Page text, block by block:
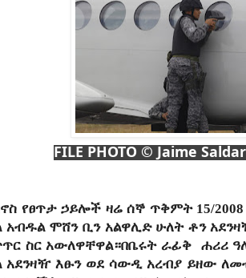
FILE PHOTO © Jaime
የፀጥታ ኃይሎች ዛሬ ሰኞ ጥቅምት 15/
አብዱል ሞሸን ቢን አልዋሊድ ሁለት ቶን
ስር አውለዋቸዋል።በቤሩት ራፊቅ ሐሪሪ
አደንዛዥ እፁን ወደ ሳውዲ አረብያ ይዘው